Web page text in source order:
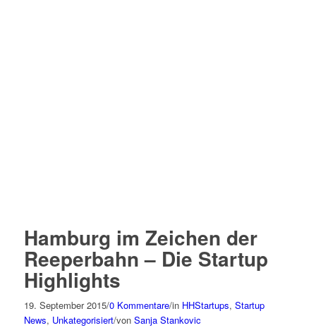
Hamburg im Zeichen der
Reeperbahn – Die Startup
Highlights
19. September 2015/0 Kommentare/in HHStartups, Startup
News, Unkategorisiert/von Sanja Stankovic